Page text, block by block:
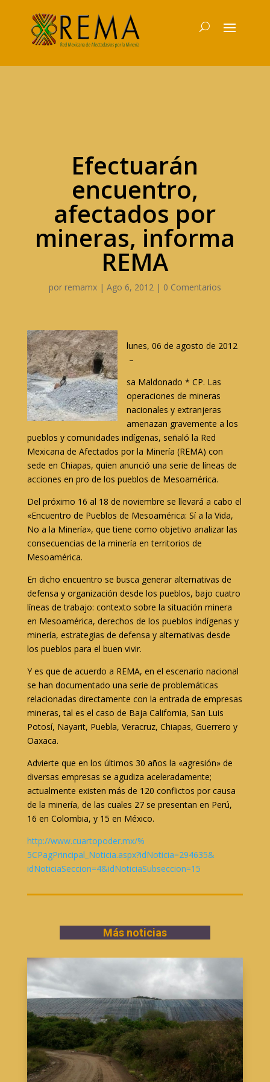
Efectuarán
encuentro,
afectados por
mineras, informa
REMA
por remamx| Ago 6, 2012| 0 Comentarios
lunes, 06 de agosto de 2012
–
sa Maldonado * CP. Las
operaciones de mineras
nacionales y extranjeras
amenazan gravemente a los
pueblos y comunidades indígenas, señaló la Red
Mexicana de Afectados por la Minería (REMA) con
sede en Chiapas, quien anunció una serie de líneas de
acciones en pro de los pueblos de Mesoamérica.
Del próximo 16 al 18 de noviembre se llevará a cabo el
«Encuentro de Pueblos de Mesoamérica: Sí a la Vida,
No a la Minería», que tiene como objetivo analizar las
consecuencias de la minería en territorios de
Mesoamérica.
En dicho encuentro se busca generar alternativas de
defensa y organización desde los pueblos, bajo cuatro
líneas de trabajo: contexto sobre la situación minera
en Mesoamérica, derechos de los pueblos indígenas y
minería, estrategias de defensa y alternativas desde
los pueblos para el buen vivir.
Y es que de acuerdo a REMA, en el escenario nacional
se han documentado una serie de problemáticas
relacionadas directamente con la entrada de empresas
mineras, tal es el caso de Baja California, San Luis
Potosí, Nayarit, Puebla, Veracruz, Chiapas, Guerrero y
Oaxaca.
Advierte que en los últimos 30 años la «agresión» de
diversas empresas se agudiza aceleradamente;
actualmente existen más de 120 conflictos por causa
de la minería, de las cuales 27 se presentan en Perú,
16 en Colombia, y 15 en México.
http://www.cuartopoder.mx/%
5CPagPrincipal_Noticia.aspx?idNoticia=294635&
idNoticiaSeccion=4&idNoticiaSubseccion=15
Más noticias